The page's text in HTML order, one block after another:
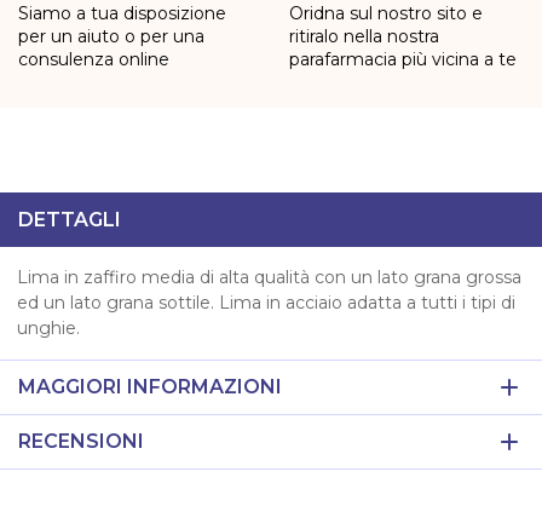
Siamo a tua disposizione
per un aiuto o per una
consulenza online
Oridna sul nostro sito e
ritiralo nella nostra
parafarmacia più vicina a te
DETTAGLI
Lima in zaffiro media di alta qualità con un lato grana grossa
ed un lato grana sottile. Lima in acciaio adatta a tutti i tipi di
unghie.
MAGGIORI INFORMAZIONI
RECENSIONI